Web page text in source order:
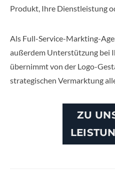
Produkt, Ihre Dienstleistung
Als Full-Service-Markting-
außerdem Unterstützung bei
übernimmt von der Logo-
strategischen Vermarktung
ZU